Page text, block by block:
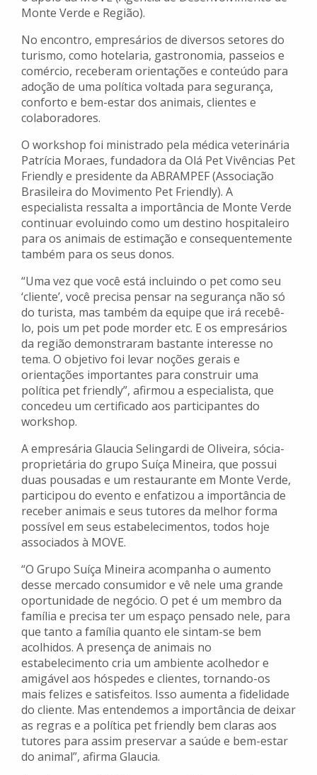
Monte Verde e Região).
No encontro, empresários de diversos setores do
turismo, como hotelaria, gastronomia, passeios e
comércio, receberam orientações e conteúdo para
adoção de uma política voltada para segurança,
conforto e bem-estar dos animais, clientes e
colaboradores.
O workshop foi ministrado pela médica veterinária
Patrícia Moraes, fundadora da Olá Pet Vivências Pet
Friendly e presidente da ABRAMPEF (Associação
Brasileira do Movimento Pet Friendly). A
especialista ressalta a importância de Monte Verde
continuar evoluindo como um destino hospitaleiro
para os animais de estimação e consequentemente
também para os seus donos.
“Uma vez que você está incluindo o pet como seu
‘cliente’, você precisa pensar na segurança não só
do turista, mas também da equipe que irá recebê-
lo, pois um pet pode morder etc. E os empresários
da região demonstraram bastante interesse no
tema. O objetivo foi levar noções gerais e
orientações importantes para construir uma
política pet friendly”, afirmou a especialista, que
concedeu um certificado aos participantes do
workshop.
A empresária Glaucia Selingardi de Oliveira, sócia-
proprietária do grupo Suíça Mineira, que possui
duas pousadas e um restaurante em Monte Verde,
participou do evento e enfatizou a importância de
receber animais e seus tutores da melhor forma
possível em seus estabelecimentos, todos hoje
associados à MOVE.
“O Grupo Suíça Mineira acompanha o aumento
desse mercado consumidor e vê nele uma grande
oportunidade de negócio. O pet é um membro da
família e precisa ter um espaço pensado nele, para
que tanto a família quanto ele sintam-se bem
acolhidos. A presença de animais no
estabelecimento cria um ambiente acolhedor e
amigável aos hóspedes e clientes, tornando-os
mais felizes e satisfeitos. Isso aumenta a fidelidade
do cliente. Mas entendemos a importância de deixar
as regras e a política pet friendly bem claras aos
tutores para assim preservar a saúde e bem-estar
do animal”, afirma Glaucia.